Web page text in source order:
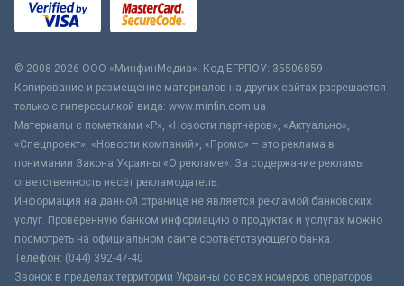
© 2008-2026 ООО «МинфинМедиа». Код ЕГРПОУ: 35506859
Копирование и размещение материалов на других сайтах разрешается
только с гиперссылкой вида: www.minfin.com.ua
Материалы с пометками «Р», «Новости партнёров», «Актуально»,
«Спецпроект», «Новости компаний», «Промо» – это реклама в
понимании Закона Украины «О рекламе». За содержание рекламы
ответственность несёт рекламодатель.
Информация на данной странице не является рекламой банковских
услуг. Проверенную банком информацию о продуктах и услугах можно
посмотреть на официальном сайте соответствующего банка.
Телефон: (044) 392-47-40
Звонок в пределах территории Украины со всех номеров операторов